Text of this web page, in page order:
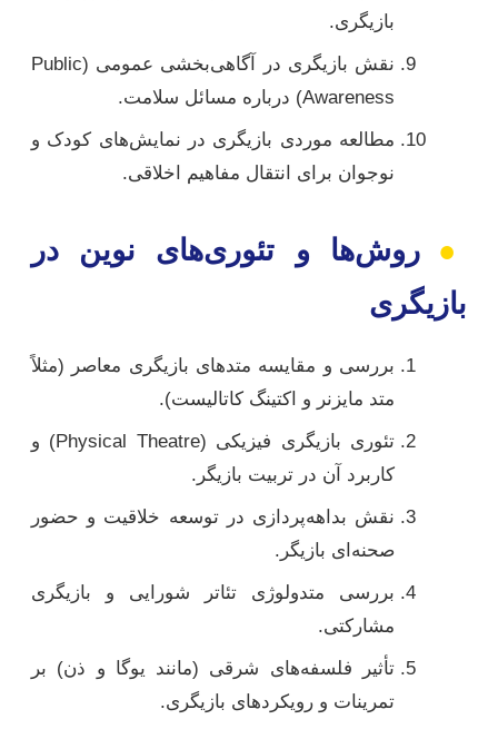
بازیگری.
نقش بازیگری در آگاهی‌بخشی عمومی (Public
Awareness) درباره مسائل سلامت.
مطالعه موردی بازیگری در نمایش‌های کودک و
نوجوان برای انتقال مفاهیم اخلاقی.
● روش‌ها و تئوری‌های نوین در
بازیگری
بررسی و مقایسه متدهای بازیگری معاصر (مثلاً
متد مایزنر و اکتینگ کاتالیست).
تئوری بازیگری فیزیکی (Physical Theatre) و
کاربرد آن در تربیت بازیگر.
نقش بداهه‌پردازی در توسعه خلاقیت و حضور
صحنه‌ای بازیگر.
بررسی متدولوژی تئاتر شورایی و بازیگری
مشارکتی.
تأثیر فلسفه‌های شرقی (مانند یوگا و ذن) بر
تمرینات و رویکردهای بازیگری.